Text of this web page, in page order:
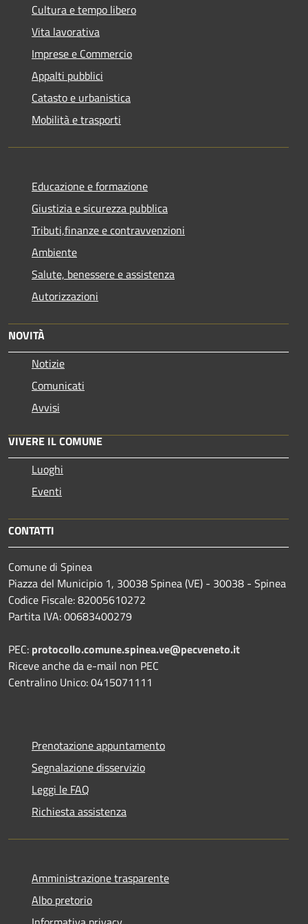
Cultura e tempo libero
Vita lavorativa
Imprese e Commercio
Appalti pubblici
Catasto e urbanistica
Mobilità e trasporti
Educazione e formazione
Giustizia e sicurezza pubblica
Tributi,finanze e contravvenzioni
Ambiente
Salute, benessere e assistenza
Autorizzazioni
NOVITÀ
Notizie
Comunicati
Avvisi
VIVERE IL COMUNE
Luoghi
Eventi
CONTATTI
Comune di Spinea
Piazza del Municipio 1, 30038 Spinea (VE) - 30038 - Spinea
Codice Fiscale: 82005610272
Partita IVA: 00683400279
PEC: protocollo.comune.spinea.ve@pecveneto.it
Riceve anche da e-mail non PEC
Centralino Unico: 0415071111
Prenotazione appuntamento
Segnalazione disservizio
Leggi le FAQ
Richiesta assistenza
Amministrazione trasparente
Albo pretorio